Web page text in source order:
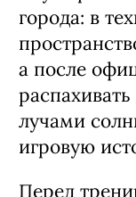
Клуб
города: в
а после
лучами
игровую